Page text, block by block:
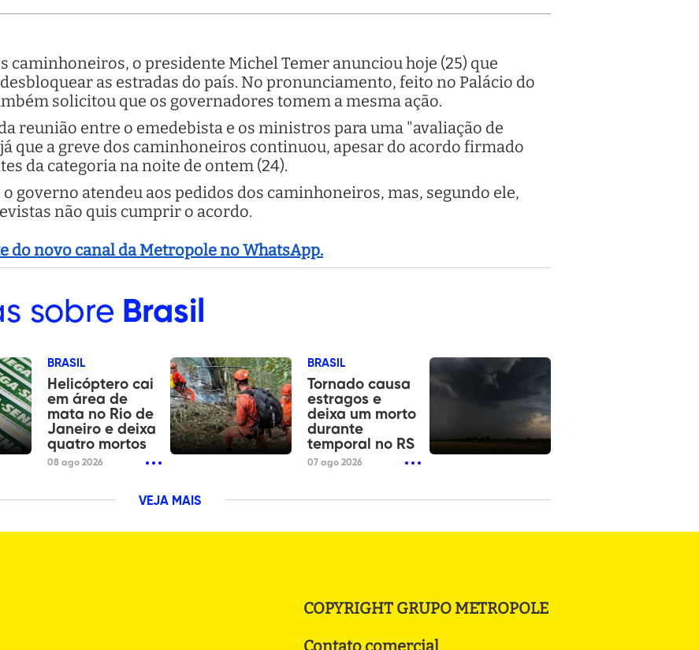
caminhoneiros, o presidente Michel Temer anunciou hoje (25) que
as estradas do país. No pronunciamento, feito no Palácio do
solicitou que os governadores tomem a mesma ação.
reunião entre o emedebista e os ministros para uma "avaliação de
que a greve dos caminhoneiros continuou, apesar do acordo firmado
da categoria na noite de ontem (24).
governo atendeu aos pedidos dos caminhoneiros, mas, segundo ele,
não quis cumprir o acordo.
do novo canal da Metropole no WhatsApp.
sobre Brasil
BRASIL
Helicóptero cai
em área de
mata no Rio de
Janeiro e deixa
quatro mortos
08 ago 2026
BRASIL
Tornado causa
estragos e
deixa um morto
durante
temporal no RS
07 ago 2026
VEJA MAIS
COPYRIGHT GRUPO METROPOLE
Contato comercial